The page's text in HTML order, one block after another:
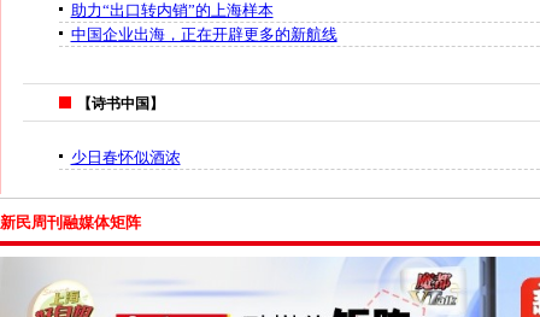
助力“出口转内销”的上海样本
中国企业出海，正在开辟更多的新航线
【诗书中国】
少日春怀似酒浓
新民周刊融媒体矩阵